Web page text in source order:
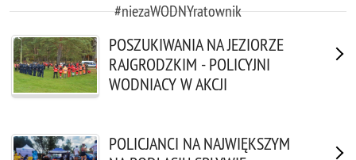
#niezaWODNYratownik
POSZUKIWANIA NA JEZIORZE
RAJGRODZKIM - POLICYJNI
WODNIACY W AKCJI
POLICJANCI NA NAJWIĘKSZYM